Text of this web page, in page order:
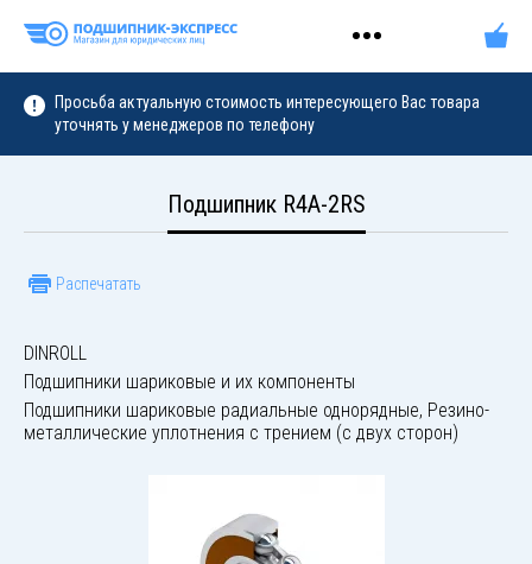
Просьба актуальную стоимость интересующего Вас товара
уточнять у менеджеров по телефону
Подшипник R4A-2RS
Распечатать
DINROLL
Подшипники шариковые и их компоненты
Подшипники шариковые радиальные однорядные, Резино-
металлические уплотнения с трением (с двух сторон)